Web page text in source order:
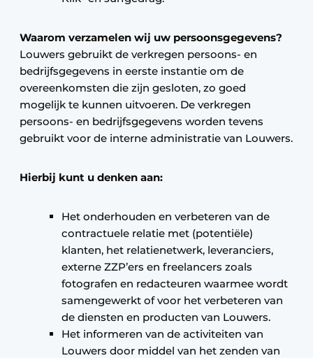
Waarom verzamelen wij uw persoonsgegevens?
Louwers gebruikt de verkregen persoons- en
bedrijfsgegevens in eerste instantie om de
overeenkomsten die zijn gesloten, zo goed
mogelijk te kunnen uitvoeren. De verkregen
persoons- en bedrijfsgegevens worden tevens
gebruikt voor de interne administratie van Louwers.
Hierbij kunt u denken aan:
Het onderhouden en verbeteren van de
contractuele relatie met (potentiële)
klanten, het relatienetwerk, leveranciers,
externe ZZP’ers en freelancers zoals
fotografen en redacteuren waarmee wordt
samengewerkt of voor het verbeteren van
de diensten en producten van Louwers.
Het informeren van de activiteiten van
Louwers door middel van het zenden van